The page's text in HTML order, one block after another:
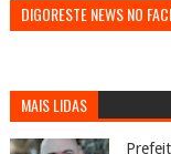
DIGORESTE NEWS NO
MAIS LIDAS